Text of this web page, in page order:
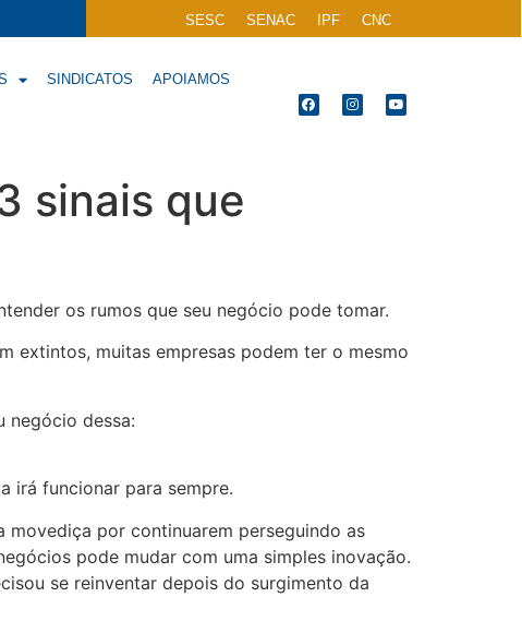
SESC SENAC IPF CNC
SINDICATOS APOIAMOS
sinais que
os rumos que seu negócio pode tomar.
extintos, muitas empresas podem ter o mesmo
negócio dessa:
irá funcionar para sempre.
movediça por continuarem perseguindo as
pode mudar com uma simples inovação.
se reinventar depois do surgimento da